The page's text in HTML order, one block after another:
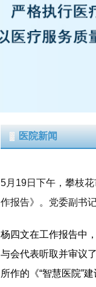
医院新闻
5月19日下午，攀枝
作报告》。党委副书
杨四文在工作报告中
与会代表听取并审议
所作的《“智慧医院”